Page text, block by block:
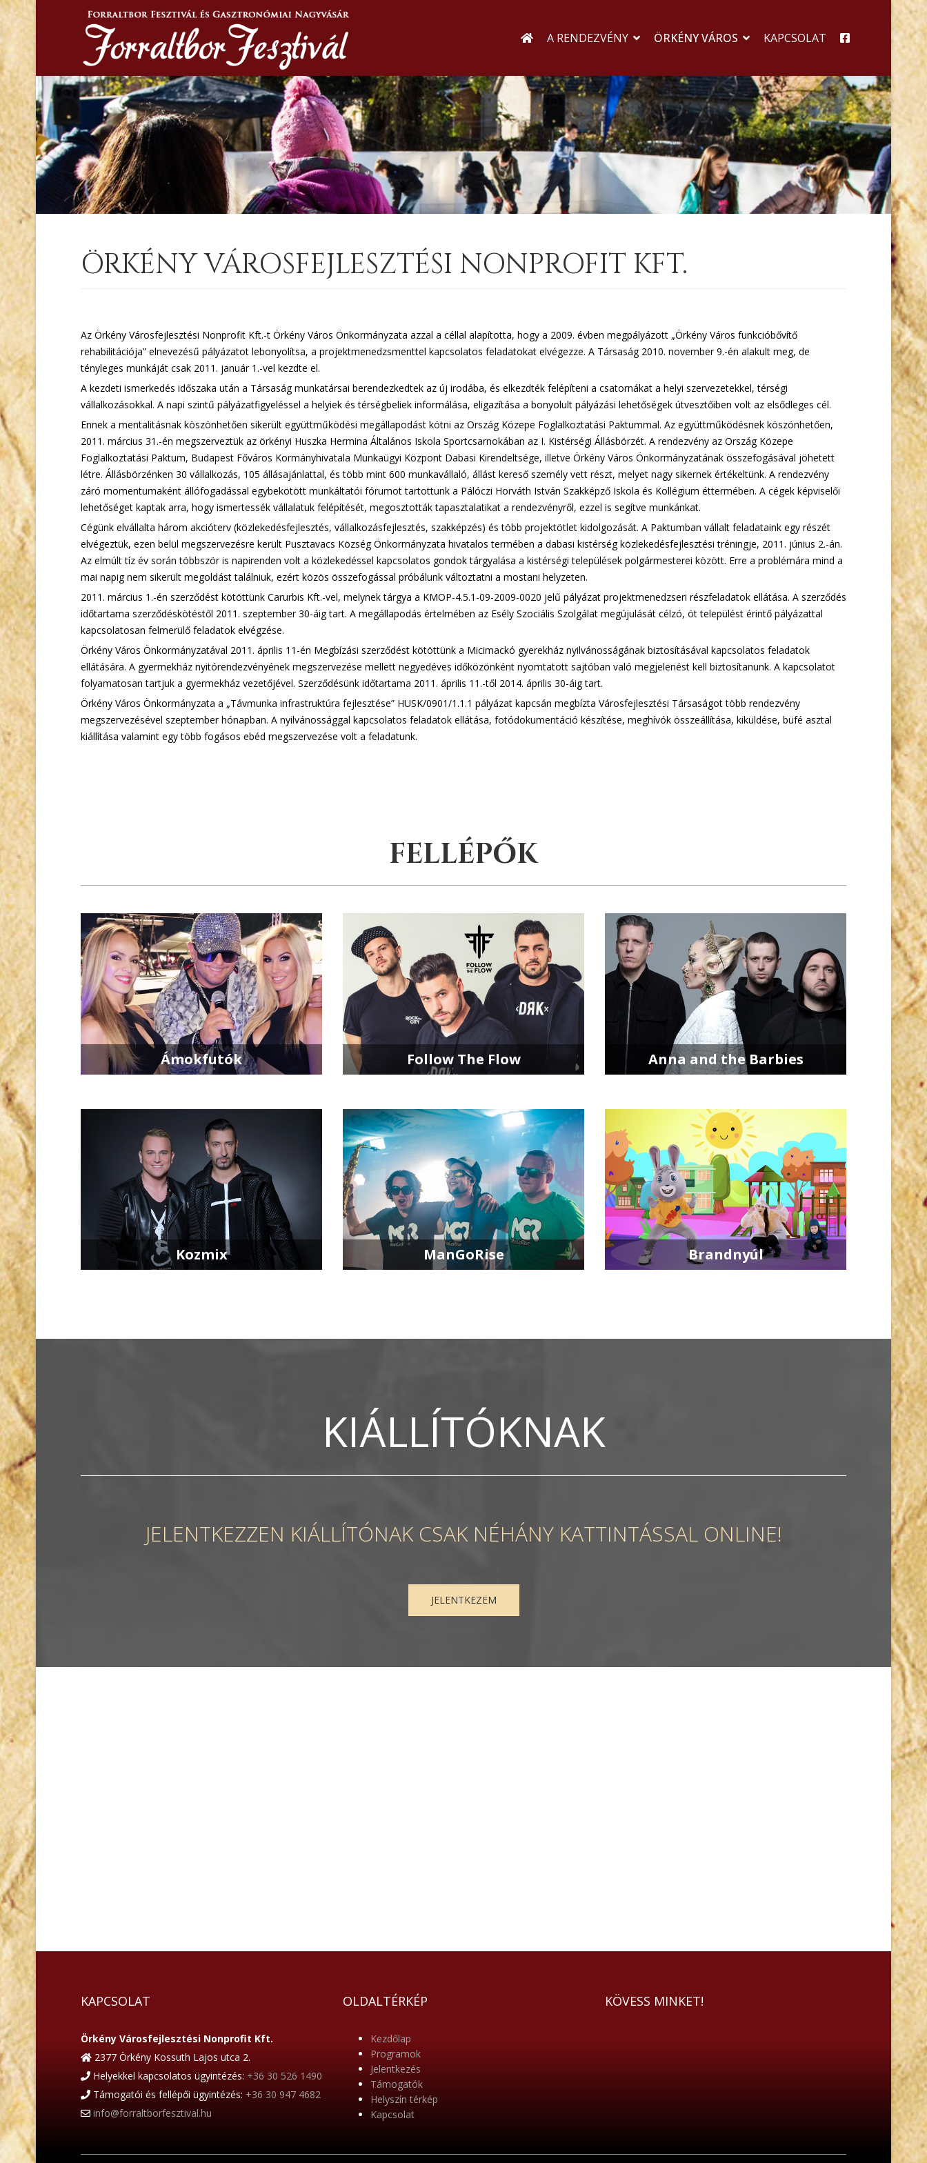
A RENDEZVÉNY ÖRKÉNY VÁROS KAPCSOLAT
ÖRKÉNY VÁROSFEJLESZTÉSI NONPROFIT KFT.
Az Örkény Városfejlesztési Nonprofit Kft.-t Örkény Város Önkormányzata azzal a céllal alapította, hogy a 2009. évben megpályázott „Örkény Város funkcióbővítő
rehabilitációja” elnevezésű pályázatot lebonyolítsa, a projektmenedzsmenttel kapcsolatos feladatokat elvégezze. A Társaság 2010. november 9.-én alakult meg, de
tényleges munkáját csak 2011. január 1.-vel kezdte el.
A kezdeti ismerkedés időszaka után a Társaság munkatársai berendezkedtek az új irodába, és elkezdték felépíteni a csatornákat a helyi szervezetekkel, térségi
vállalkozásokkal. A napi szintű pályázatfigyeléssel a helyiek és térségbeliek informálása, eligazítása a bonyolult pályázási lehetőségek útvesztőiben volt az elsődleges cél.
Ennek a mentalitásnak köszönhetően sikerült együttműködési megállapodást kötni az Ország Közepe Foglalkoztatási Paktummal. Az együttműködésnek köszönhetően,
2011. március 31.-én megszerveztük az örkényi Huszka Hermina Általános Iskola Sportcsarnokában az I. Kistérségi Állásbörzét. A rendezvény az Ország Közepe
Foglalkoztatási Paktum, Budapest Főváros Kormányhivatala Munkaügyi Központ Dabasi Kirendeltsége, illetve Örkény Város Önkormányzatának összefogásával jöhetett
létre. Állásbörzénken 30 vállalkozás, 105 állásajánlattal, és több mint 600 munkavállaló, állást kereső személy vett részt, melyet nagy sikernek értékeltünk. A rendezvény
záró momentumaként állófogadással egybekötött munkáltatói fórumot tartottunk a Pálóczi Horváth István Szakképző Iskola és Kollégium éttermében. A cégek képviselői
lehetőséget kaptak arra, hogy ismertessék vállalatuk felépítését, megosztották tapasztalatikat a rendezvényről, ezzel is segítve munkánkat.
Cégünk elvállalta három akcióterv (közlekedésfejlesztés, vállalkozásfejlesztés, szakképzés) és több projektötlet kidolgozását. A Paktumban vállalt feladataink egy részét
elvégeztük, ezen belül megszervezésre került Pusztavacs Község Önkormányzata hivatalos termében a dabasi kistérség közlekedésfejlesztési tréningje, 2011. június 2.-án.
Az elmúlt tíz év során többször is napirenden volt a közlekedéssel kapcsolatos gondok tárgyalása a kistérségi települések polgármesterei között. Erre a problémára mind a
mai napig nem sikerült megoldást találniuk, ezért közös összefogással próbálunk változtatni a mostani helyzeten.
2011. március 1.-én szerződést kötöttünk Carurbis Kft.-vel, melynek tárgya a KMOP-4.5.1-09-2009-0020 jelű pályázat projektmenedzseri részfeladatok ellátása. A szerződés
időtartama szerződéskötéstől 2011. szeptember 30-áig tart. A megállapodás értelmében az Esély Szociális Szolgálat megújulását célzó, öt települést érintő pályázattal
kapcsolatosan felmerülő feladatok elvégzése.
Örkény Város Önkormányzatával 2011. április 11-én Megbízási szerződést kötöttünk a Micimackó gyerekház nyilvánosságának biztosításával kapcsolatos feladatok
ellátására. A gyermekház nyitórendezvényének megszervezése mellett negyedéves időközönként nyomtatott sajtóban való megjelenést kell biztosítanunk. A kapcsolatot
folyamatosan tartjuk a gyermekház vezetőjével. Szerződésünk időtartama 2011. április 11.-től 2014. április 30-áig tart.
Örkény Város Önkormányzata a „Távmunka infrastruktúra fejlesztése” HUSK/0901/1.1.1 pályázat kapcsán megbízta Városfejlesztési Társaságot több rendezvény
megszervezésével szeptember hónapban. A nyilvánossággal kapcsolatos feladatok ellátása, fotódokumentáció készítése, meghívók összeállítása, kiküldése, büfé asztal
kiállítása valamint egy több fogásos ebéd megszervezése volt a feladatunk.
FELLÉPŐK
Ámokfutók Follow The Flow Anna and the Barbies
Kozmix ManGoRise Brandnyúl
KIÁLLÍTÓKNAK
JELENTKEZZEN KIÁLLÍTÓNAK CSAK NÉHÁNY KATTINTÁSSAL ONLINE!
JELENTKEZEM
KAPCSOLAT
Örkény Városfejlesztési Nonprofit Kft.
2377 Örkény Kossuth Lajos utca 2.
Helyekkel kapcsolatos ügyintézés: +36 30 526 1490
Támogatói és fellépői ügyintézés: +36 30 947 4682
info@forraltborfesztival.hu
OLDALTÉRKÉP
Kezdőlap
Programok
Jelentkezés
Támogatók
Helyszín térkép
Kapcsolat
KÖVESS MINKET!